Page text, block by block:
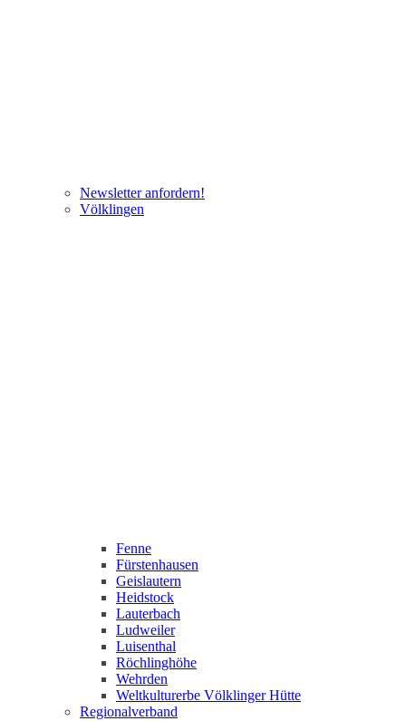
Newsletter anfordern!
Völklingen
Fenne
Fürstenhausen
Geislautern
Heidstock
Lauterbach
Ludweiler
Luisenthal
Röchlinghöhe
Wehrden
Weltkulturerbe Völklinger Hütte
Regionalverband